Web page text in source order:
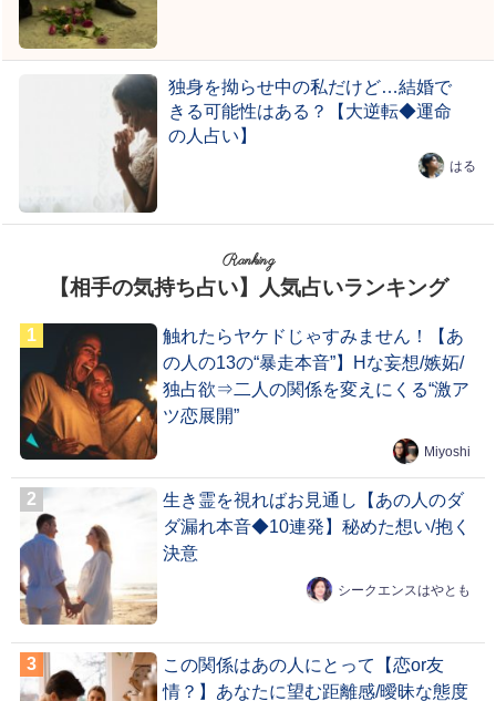
独身を拗らせ中の私だけど…結婚で
きる可能性はある？【大逆転◆運命
の人占い】
はる
Ranking
【相手の気持ち占い】人気占いランキング
触れたらヤケドじゃすみません！【あ
の人の13の“暴走本音”】Hな妄想/嫉妬/
独占欲⇒二人の関係を変えにくる“激ア
ツ恋展開”
Miyoshi
生き霊を視ればお見通し【あの人のダ
ダ漏れ本音◆10連発】秘めた想い/抱く
決意
シークエンスはやとも
この関係はあの人にとって【恋or友
情？】あなたに望む距離感/曖昧な態度